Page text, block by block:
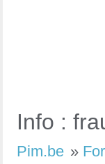
Info :
Pim.be »